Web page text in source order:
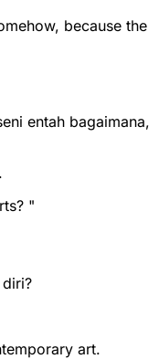
because the
entah bagaimana,
"
art.